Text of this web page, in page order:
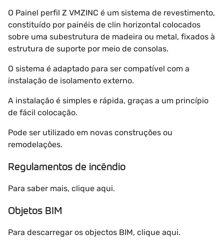
O Painel perfil Z VMZINC é um sistema de revestimento,
constituído por painéis de clin horizontal colocados
sobre uma subestrutura de madeira ou metal, fixados à
estrutura de suporte por meio de consolas.
O sistema é adaptado para ser compatível com a
instalação de isolamento externo.
A instalação é simples e rápida, graças a um princípio
de fácil colocação.
Pode ser utilizado em novas construções ou
remodelações.
Regulamentos de incêndio
Para saber mais, clique aqui.
Objetos BIM
Para descarregar os objectos BIM, clique aqui.